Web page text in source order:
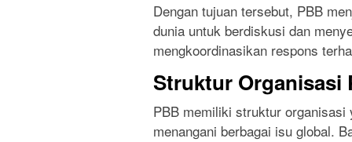
Dengan tujuan tersebut, PBB
dunia untuk berdiskusi dan
mengkoordinasikan respons
Struktur Organisasi
PBB memiliki struktur organisasi
menangani berbagai isu global.